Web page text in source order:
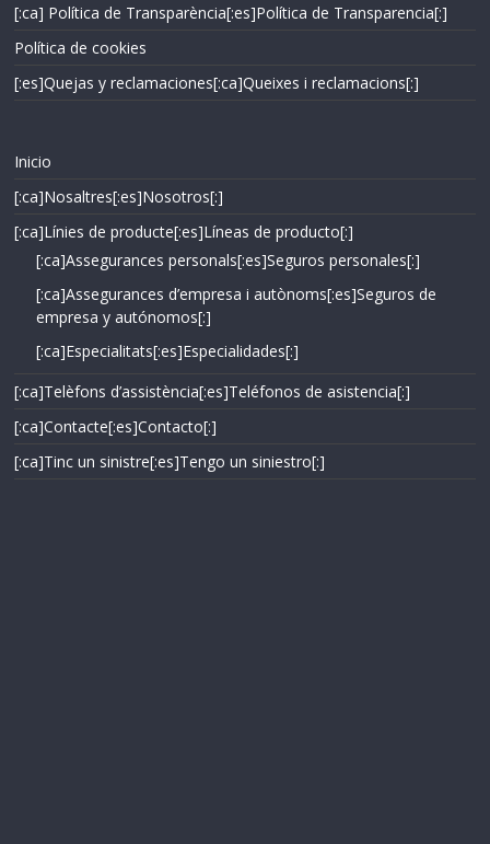
[:ca] Política de Transparència[:es]Política de Transparencia[:]
Política de cookies
[:es]Quejas y reclamaciones[:ca]Queixes i reclamacions[:]
Inicio
[:ca]Nosaltres[:es]Nosotros[:]
[:ca]Línies de producte[:es]Líneas de producto[:]
[:ca]Assegurances personals[:es]Seguros personales[:]
[:ca]Assegurances d’empresa i autònoms[:es]Seguros de
empresa y autónomos[:]
[:ca]Especialitats[:es]Especialidades[:]
[:ca]Telèfons d’assistència[:es]Teléfonos de asistencia[:]
[:ca]Contacte[:es]Contacto[:]
[:ca]Tinc un sinistre[:es]Tengo un siniestro[:]